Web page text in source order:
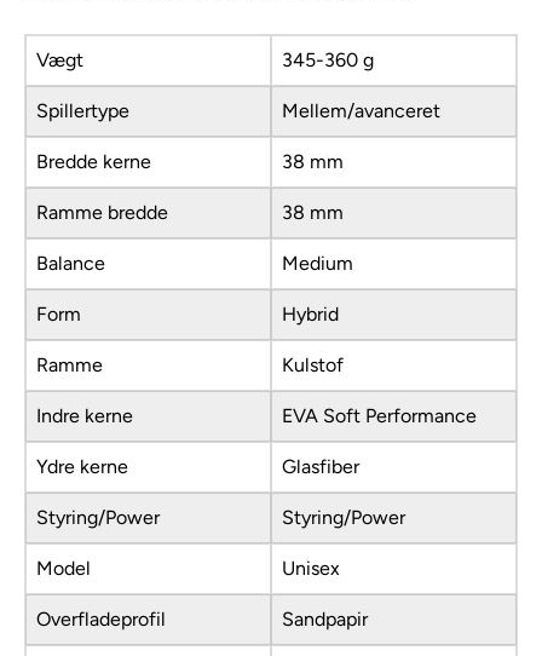
Vægt 345-360 g
Spillertype Mellem/avanceret
Bredde kerne 38 mm
Ramme bredde 38 mm
Balance Medium
Form Hybrid
Ramme Kulstof
Indre kerne EVA Soft Performance
Ydre kerne Glasfiber
Styring/Power Styring/Power
Model Unisex
Overfladeprofil Sandpapir